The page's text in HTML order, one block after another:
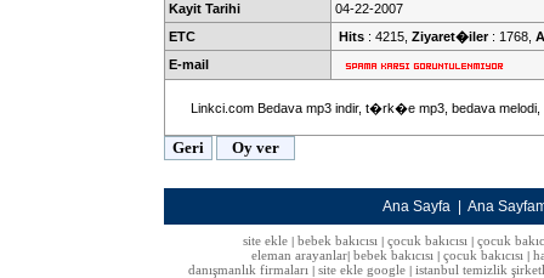
Kayit Tarihi
04-22-2007
ETC
Hits : 4215, Ziyaret�iler: 1768,
E-mail
Linkci.com Bedava mp3 indir, t�rk�e mp3, bedava
Ana Sayfa Ana
site ekle| bebek bakıcısı| çocuk bakıcısı| çocuk
eleman arayanlar bebek bakıcısı çocuk bakıcısı
danışmanlık firmaları
site ekle google istanbul temizlik